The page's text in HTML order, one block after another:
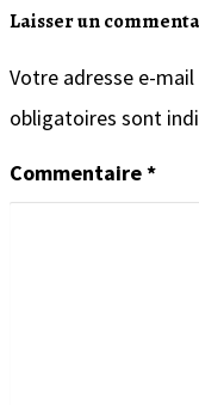
’
a
r
i
Laisser un
Votre adresse e-mail
obligatoires sont
Commentaire*